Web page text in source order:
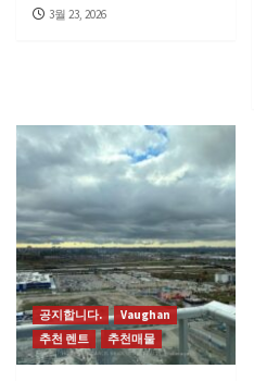
3월 23, 2026
공지합니다.
Vaughan
추천 렌트
추천매물